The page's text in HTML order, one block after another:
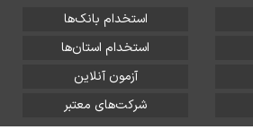
استخدام بانک‌ها
استخدام استان‌ها
آزمون آنلاین
شرکت‌های معتبر